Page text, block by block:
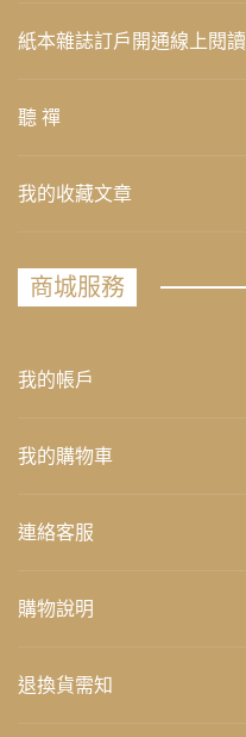
紙本雜誌訂戶開通線上閱讀
聽 禪
我的收藏文章
商城服務
我的帳戶
我的購物車
連絡客服
購物說明
退換貨需知